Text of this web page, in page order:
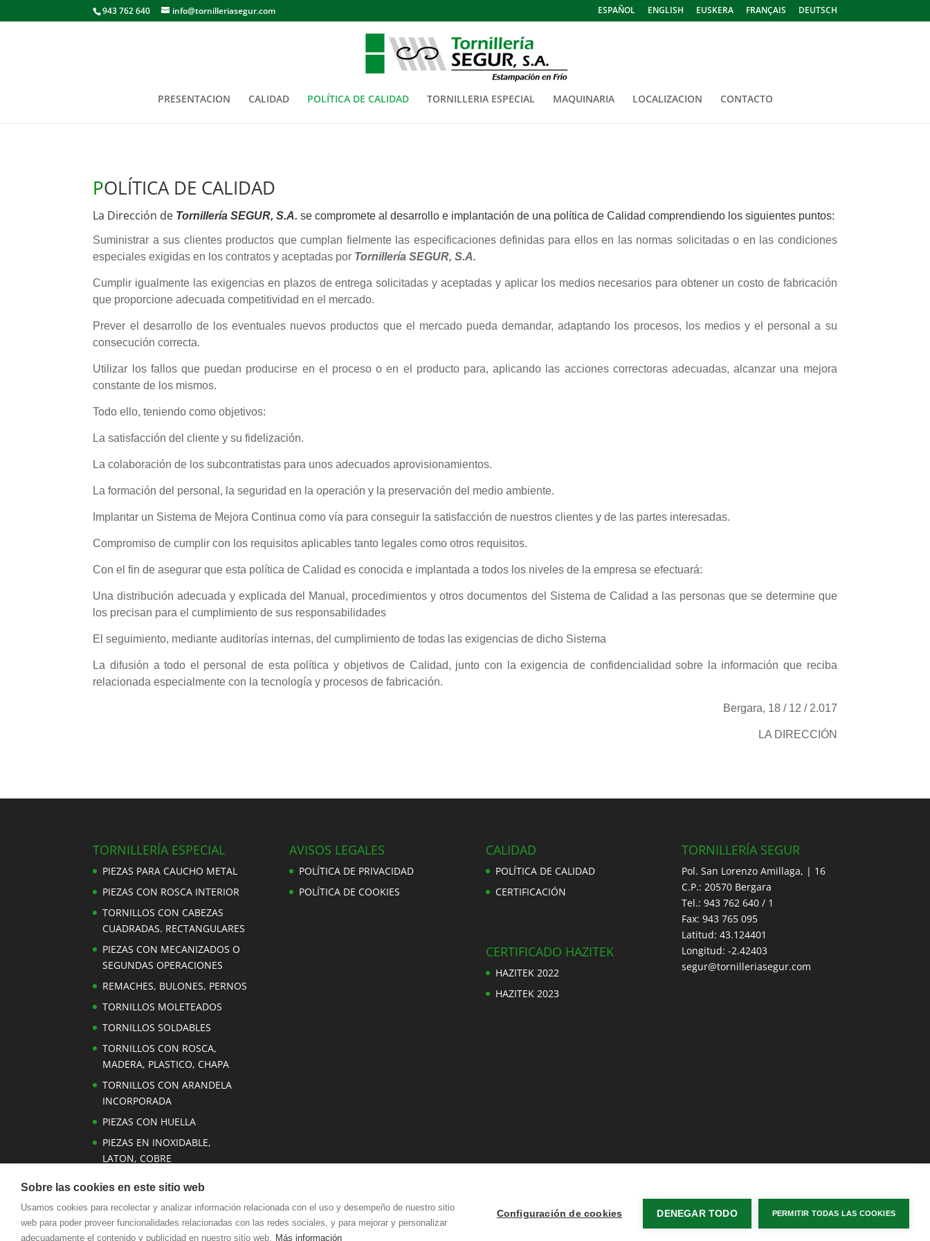
943 762 640 info@tornilleriasegur.com ESPAÑOL ENGLISH EUSKERA FRANÇAIS DEUTSCH
PRESENTACION CALIDAD POLÍTICA DE CALIDAD TORNILLERIA ESPECIAL MAQUINARIA LOCALIZACION CONTACTO
POLÍTICA DE CALIDAD
La Dirección de Tornillería SEGUR, S.A. se compromete al desarrollo e implantación de una política de Calidad comprendiendo los siguientes puntos:
Suministrar a sus clientes productos que cumplan fielmente las especificaciones definidas para ellos en las normas solicitadas o en las condiciones
especiales exigidas en los contratos y aceptadas por Tornillería SEGUR, S.A.
Cumplir igualmente las exigencias en plazos de entrega solicitadas y aceptadas y aplicar los medios necesarios para obtener un costo de fabricación
que proporcione adecuada competitividad en el mercado.
Prever el desarrollo de los eventuales nuevos productos que el mercado pueda demandar, adaptando los procesos, los medios y el personal a su
consecución correcta.
Utilizar los fallos que puedan producirse en el proceso o en el producto para, aplicando las acciones correctoras adecuadas, alcanzar una mejora
constante de los mismos.
Todo ello, teniendo como objetivos:
La satisfacción del cliente y su fidelización.
La colaboración de los subcontratistas para unos adecuados aprovisionamientos.
La formación del personal, la seguridad en la operación y la preservación del medio ambiente.
Implantar un Sistema de Mejora Continua como vía para conseguir la satisfacción de nuestros clientes y de las partes interesadas.
Compromiso de cumplir con los requisitos aplicables tanto legales como otros requisitos.
Con el fin de asegurar que esta política de Calidad es conocida e implantada a todos los niveles de la empresa se efectuará:
Una distribución adecuada y explicada del Manual, procedimientos y otros documentos del Sistema de Calidad a las personas que se determine que
los precisan para el cumplimiento de sus responsabilidades
El seguimiento, mediante auditorías internas, del cumplimiento de todas las exigencias de dicho Sistema
La difusión a todo el personal de esta política y objetivos de Calidad, junto con la exigencia de confidencialidad sobre la información que reciba
relacionada especialmente con la tecnología y procesos de fabricación.
Bergara, 18 / 12 / 2.017
LA DIRECCIÓN
TORNILLERÍA ESPECIAL
PIEZAS PARA CAUCHO METAL
PIEZAS CON ROSCA INTERIOR
TORNILLOS CON CABEZAS
CUADRADAS. RECTANGULARES
PIEZAS CON MECANIZADOS O
SEGUNDAS OPERACIONES
REMACHES, BULONES, PERNOS
TORNILLOS MOLETEADOS
TORNILLOS SOLDABLES
TORNILLOS CON ROSCA,
MADERA, PLASTICO, CHAPA
TORNILLOS CON ARANDELA
INCORPORADA
PIEZAS CON HUELLA
PIEZAS EN INOXIDABLE,
LATON, COBRE
TORNILLERIA VARIADA
AVISOS LEGALES
POLÍTICA DE PRIVACIDAD
POLÍTICA DE COOKIES
CALIDAD
POLÍTICA DE CALIDAD
CERTIFICACIÓN
CERTIFICADO HAZITEK
HAZITEK 2022
HAZITEK 2023
TORNILLERÍA SEGUR
Pol. San Lorenzo Amillaga, | 16
C.P.: 20570 Bergara
Tel.: 943 762 640 / 1
Fax: 943 765 095
Latitud: 43.124401
Longitud: -2.42403
segur@tornilleriasegur.com
Sobre las cookies en este sitio web
Usamos cookies para recolectar y analizar información relacionada con el uso y desempeño de nuestro sitio
web para poder proveer funcionalidades relacionadas con las redes sociales, y para mejorar y personalizar
adecuadamente el contenido y publicidad en nuestro sitio web. Más información
Configuración de cookies DENEGAR TODO PERMITIR TODAS LAS COOKIES